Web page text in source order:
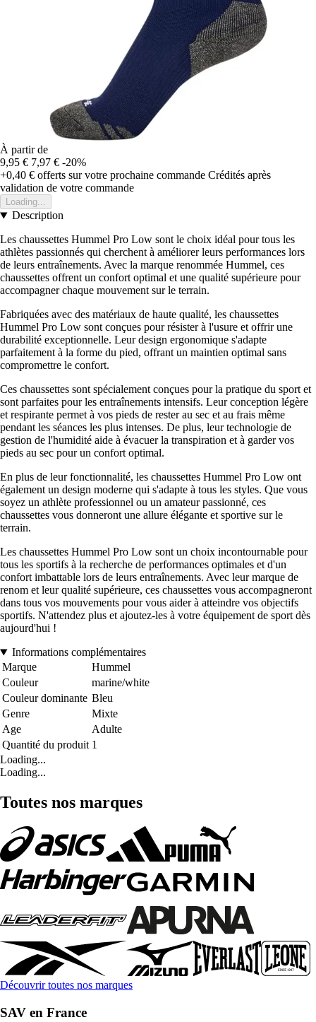
À partir de
9,95 € 7,97 € -20%
+0,40 € offerts sur votre prochaine commande Crédités après
validation de votre commande
Loading...
Description
Les chaussettes Hummel Pro Low sont le choix idéal pour tous les
athlètes passionnés qui cherchent à améliorer leurs performances lors
de leurs entraînements. Avec la marque renommée Hummel, ces
chaussettes offrent un confort optimal et une qualité supérieure pour
accompagner chaque mouvement sur le terrain.
Fabriquées avec des matériaux de haute qualité, les chaussettes
Hummel Pro Low sont conçues pour résister à l'usure et offrir une
durabilité exceptionnelle. Leur design ergonomique s'adapte
parfaitement à la forme du pied, offrant un maintien optimal sans
compromettre le confort.
Ces chaussettes sont spécialement conçues pour la pratique du sport et
sont parfaites pour les entraînements intensifs. Leur conception légère
et respirante permet à vos pieds de rester au sec et au frais même
pendant les séances les plus intenses. De plus, leur technologie de
gestion de l'humidité aide à évacuer la transpiration et à garder vos
pieds au sec pour un confort optimal.
En plus de leur fonctionnalité, les chaussettes Hummel Pro Low ont
également un design moderne qui s'adapte à tous les styles. Que vous
soyez un athlète professionnel ou un amateur passionné, ces
chaussettes vous donneront une allure élégante et sportive sur le
terrain.
Les chaussettes Hummel Pro Low sont un choix incontournable pour
tous les sportifs à la recherche de performances optimales et d'un
confort imbattable lors de leurs entraînements. Avec leur marque de
renom et leur qualité supérieure, ces chaussettes vous accompagneront
dans tous vos mouvements pour vous aider à atteindre vos objectifs
sportifs. N'attendez plus et ajoutez-les à votre équipement de sport dès
aujourd'hui !
Informations complémentaires
Marque
Hummel
Couleur
marine/white
Couleur dominante Bleu
Genre
Mixte
Age
Adulte
Quantité du produit 1
Loading...
Loading...
Toutes nos marques
Découvrir toutes nos marques
SAV en France